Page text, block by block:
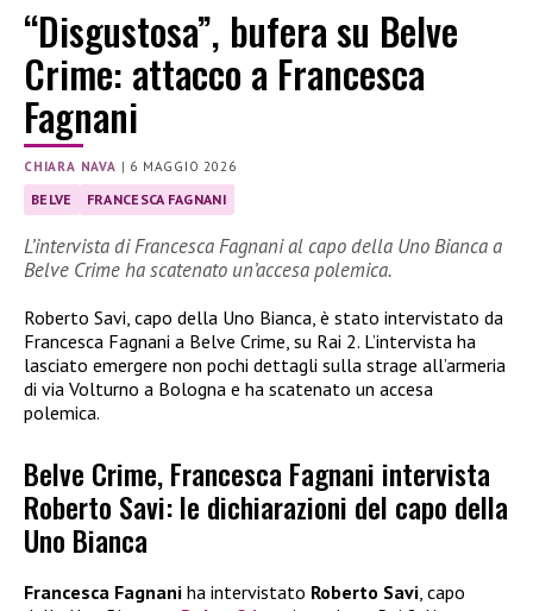
“Disgustosa”, bufera su Belve
Crime: attacco a Francesca
Fagnani
CHIARA NAVA | 6 MAGGIO 2026
BELVE FRANCESCA FAGNANI
L’intervista di Francesca Fagnani al capo della Uno Bianca a
Belve Crime ha scatenato un’accesa polemica.
Roberto Savi, capo della Uno Bianca, è stato intervistato da
Francesca Fagnani a Belve Crime, su Rai 2. L’intervista ha
lasciato emergere non pochi dettagli sulla strage all’armeria
di via Volturno a Bologna e ha scatenato un accesa
polemica.
Belve Crime, Francesca Fagnani intervista
Roberto Savi: le dichiarazioni del capo della
Uno Bianca
Francesca Fagnani ha intervistato Roberto Savi , capo